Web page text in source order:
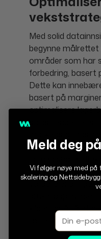
Med solid
begynne målrettet
områder som har
forbedring, basert
Dette kan
basert på
optimalisere
salgstrender, eller
kanalytelse.
kampanjer i
validere endringer
kilder for å få et
forretnings ytelse.
Meld deg
Vi følger nøye med på
skalering og
Email